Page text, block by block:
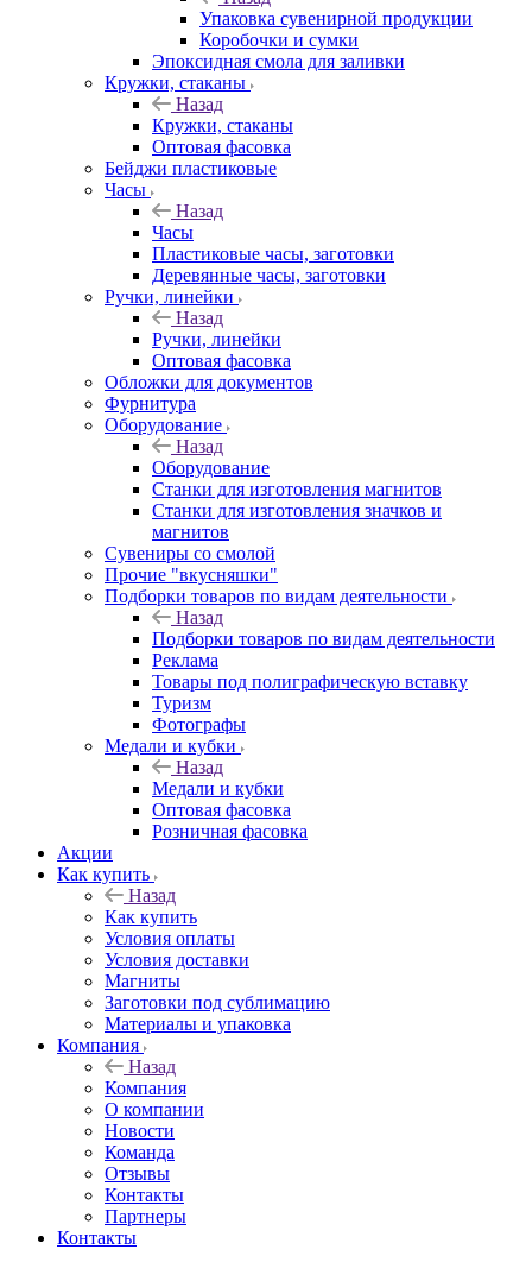
Упаковка сувенирной продукции
Коробочки и сумки
Эпоксидная смола для заливки
Кружки, стаканы
Назад
Кружки, стаканы
Оптовая фасовка
Бейджи пластиковые
Часы
Назад
Часы
Пластиковые часы, заготовки
Деревянные часы, заготовки
Ручки, линейки
Назад
Ручки, линейки
Оптовая фасовка
Обложки для документов
Фурнитура
Оборудование
Назад
Оборудование
Станки для изготовления магнитов
Станки для изготовления значков и
магнитов
Сувениры со смолой
Прочие "вкусняшки"
Подборки товаров по видам деятельности
Назад
Подборки товаров по видам деятельности
Реклама
Товары под полиграфическую вставку
Туризм
Фотографы
Медали и кубки
Назад
Медали и кубки
Оптовая фасовка
Розничная фасовка
Акции
Как купить
Назад
Как купить
Условия оплаты
Условия доставки
Магниты
Заготовки под сублимацию
Материалы и упаковка
Компания
Назад
Компания
О компании
Новости
Команда
Отзывы
Контакты
Партнеры
Контакты